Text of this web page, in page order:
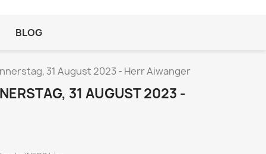
NATUR & TECHNIK
GEO Das neue Bild der Erde
BLOG
31 August 2023 - Herr Aiwanger
31 AUGUST 2023 -